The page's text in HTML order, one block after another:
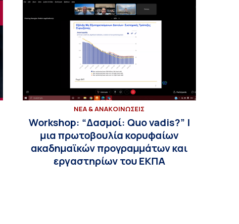
ΝΕΑ & ΑΝΑΚΟΙΝΩΣΕΙΣ
Workshop: “Δασμοί: Quo vadis?” |
μια πρωτοβουλία κορυφαίων
ακαδημαϊκών προγραμμάτων και
εργαστηρίων του ΕΚΠΑ